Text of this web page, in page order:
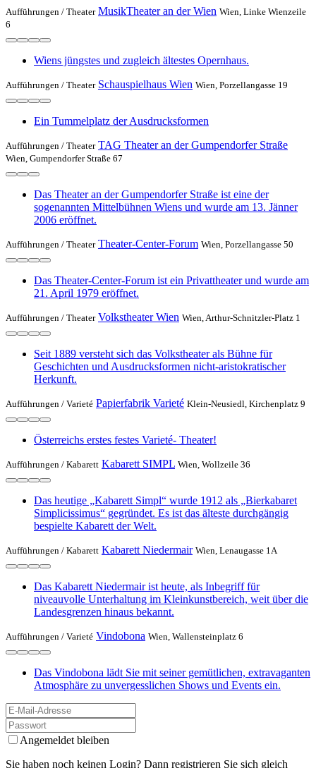
Aufführungen / Theater MusikTheater an der Wien Wien, Linke Wienzeile
6
Wiens jüngstes und zugleich ältestes Opernhaus.
Aufführungen / Theater Schauspielhaus Wien Wien, Porzellangasse 19
Ein Tummelplatz der Ausdrucksformen
Aufführungen / Theater TAG Theater an der Gumpendorfer Straße
Wien, Gumpendorfer Straße 67
Das Theater an der Gumpendorfer Straße ist eine der
sogenannten Mittelbühnen Wiens und wurde am 13. Jänner
2006 eröffnet.
Aufführungen / Theater Theater-Center-Forum Wien, Porzellangasse 50
Das Theater-Center-Forum ist ein Privattheater und wurde am
21. April 1979 eröffnet.
Aufführungen / Theater Volkstheater Wien Wien, Arthur-Schnitzler-Platz 1
Seit 1889 versteht sich das Volkstheater als Bühne für
Geschichten und Ausdrucksformen nicht-aristokratischer
Herkunft.
Aufführungen / Varieté Papierfabrik Varieté Klein-Neusiedl, Kirchenplatz 9
Österreichs erstes festes Varieté- Theater!
Aufführungen / Kabarett Kabarett SIMPL Wien, Wollzeile 36
Das heutige „Kabarett Simpl“ wurde 1912 als „Bierkabaret
Simplicissimus“ gegründet. Es ist das älteste durchgängig
bespielte Kabarett der Welt.
Aufführungen / Kabarett Kabarett Niedermair Wien, Lenaugasse 1A
Das Kabarett Niedermair ist heute, als Inbegriff für
niveauvolle Unterhaltung im Kleinkunstbereich, weit über die
Landesgrenzen hinaus bekannt.
Aufführungen / Varieté Vindobona Wien, Wallensteinplatz 6
Das Vindobona lädt Sie mit seiner gemütlichen, extravaganten
Atmosphäre zu unvergesslichen Shows und Events ein.
Angemeldet bleiben
Sie haben noch keinen Login? Dann registrieren Sie sich gleich